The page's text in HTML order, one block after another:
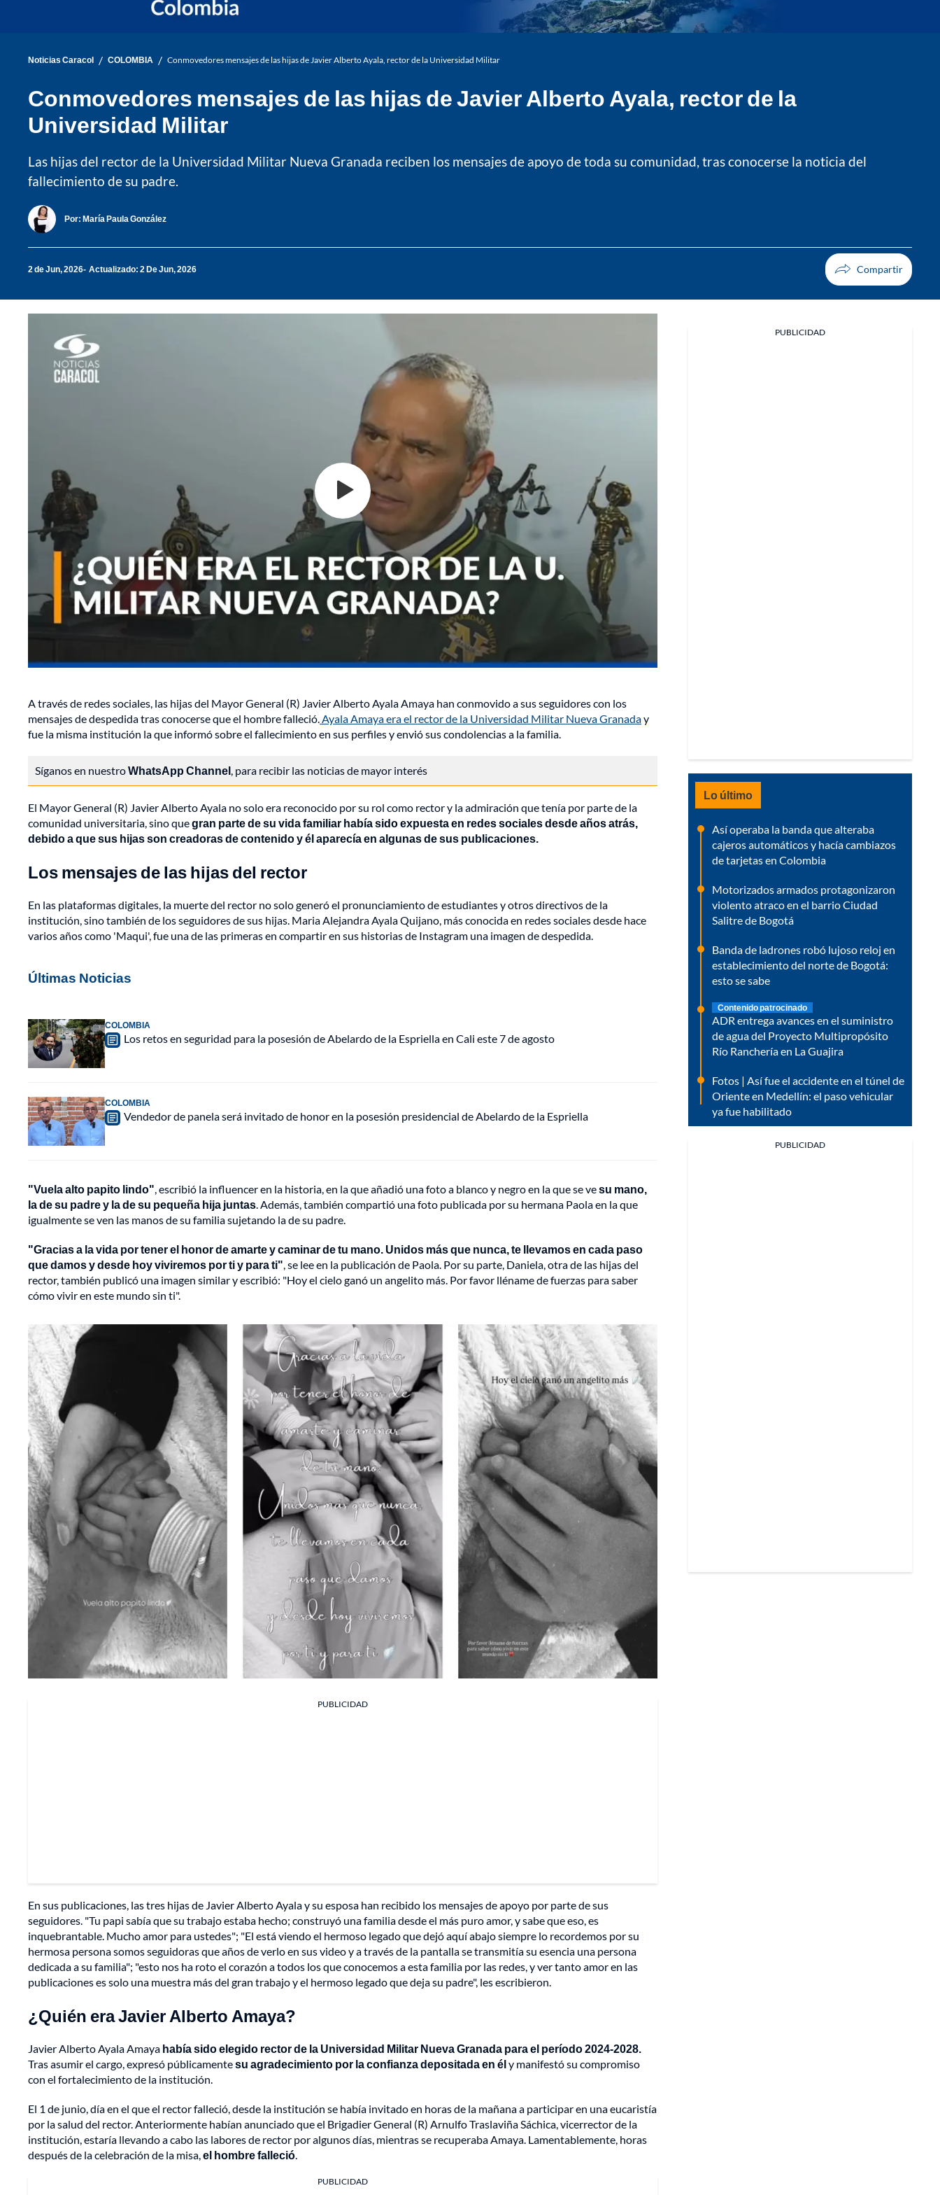
Noticias Caracol / COLOMBIA / Conmovedores mensajes de las hijas de Javier Alberto Ayala, rector de la Universidad Militar
Conmovedores mensajes de las hijas de Javier Alberto Ayala, rector de la
Universidad Militar
Las hijas del rector de la Universidad Militar Nueva Granada reciben los mensajes de apoyo de toda su comunidad, tras conocerse la noticia del
fallecimiento de su padre.
Por: María Paula González
2 de Jun, 2026 Actualizado: 2 De Jun, 2026
A través de redes sociales, las hijas del Mayor General (R) Javier Alberto Ayala Amaya han conmovido a sus seguidores con los
mensajes de despedida tras conocerse que el hombre falleció.Ayala Amaya era el rector de la Universidad Militar Nueva Granaday
fue la misma institución la que informó sobre el fallecimiento en sus perfiles y envió sus condolencias a la familia.
Síganos en nuestroWhatsApp Channel, para recibir las noticias de mayor interés
El Mayor General (R) Javier Alberto Ayala no solo era reconocido por su rol como rector y la admiración que tenía por parte de la
comunidad universitaria, sino quegran parte de su vida familiar había sido expuesta en redes sociales desde años atrás,
debido a que sus hijas son creadoras de contenido y él aparecía en algunas de sus publicaciones.
Los mensajes de las hijas del rector
En las plataformas digitales, la muerte del rector no solo generó el pronunciamiento de estudiantes y otros directivos de la
institución, sino también de los seguidores de sus hijas. Maria Alejandra Ayala Quijano, más conocida en redes sociales desde hace
varios años como 'Maqui', fue una de las primeras en compartir en sus historias de Instagram una imagen de despedida.
Últimas Noticias
COLOMBIA
Los retos en seguridad para la posesión de Abelardo de la Espriella en Cali este 7 de agosto
COLOMBIA
Vendedor de panela será invitado de honor en la posesión presidencial de Abelardo de la Espriella
"Vuela alto papito lindo", escribió la influencer en la historia, en la que añadió una foto a blanco y negro en la que se vesu mano,
la de su padre y la de su pequeña hija juntas. Además, también compartió una foto publicada por su hermana Paola en la que
igualmente se ven las manos de su familia sujetando la de su padre.
"Gracias a la vida por tener el honor de amarte y caminar de tu mano. Unidos más que nunca, te llevamos en cada paso
que damos y desde hoy viviremos por ti y para ti", se lee en la publicación de Paola. Por su parte, Daniela, otra de las hijas del
rector, también publicó una imagen similar y escribió: "Hoy el cielo ganó un angelito más. Por favor lléname de fuerzas para saber
cómo vivir en este mundo sin ti".
PUBLICIDAD
En sus publicaciones, las tres hijas de Javier Alberto Ayala y su esposa han recibido los mensajes de apoyo por parte de sus
seguidores. "Tu papi sabía que su trabajo estaba hecho; construyó una familia desde el más puro amor, y sabe que eso, es
inquebrantable. Mucho amor para ustedes"; "El está viendo el hermoso legado que dejó aquí abajo siempre lo recordemos por su
hermosa persona somos seguidoras que años de verlo en sus video y a través de la pantalla se transmitía su esencia una persona
dedicada a su familia"; "esto nos ha roto el corazón a todos los que conocemos a esta familia por las redes, y ver tanto amor en las
publicaciones es solo una muestra más del gran trabajo y el hermoso legado que deja su padre", les escribieron.
¿Quién era Javier Alberto Amaya?
Javier Alberto Ayala Amaya había sido elegido rector de la Universidad Militar Nueva Granada para el período 2024-2028.
Tras asumir el cargo, expresó públicamentesu agradecimiento por la confianza depositada en ély manifestó su compromiso
con el fortalecimiento de la institución.
El 1 de junio, día en el que el rector falleció, desde la institución se había invitado en horas de la mañana a participar en una eucaristía
por la salud del rector. Anteriormente habían anunciado que el Brigadier General (R) Arnulfo Traslaviña Sáchica, vicerrector de la
institución, estaría llevando a cabo las labores de rector por algunos días, mientras se recuperaba Amaya. Lamentablemente, horas
después de la celebración de la misa,el hombre falleció.
PUBLICIDAD
PUBLICIDAD
Lo último
Así operaba la banda que alteraba
cajeros automáticos y hacía cambiazos
de tarjetas en Colombia
Motorizados armados protagonizaron
violento atraco en el barrio Ciudad
Salitre de Bogotá
Banda de ladrones robó lujoso reloj en
establecimiento del norte de Bogotá:
esto se sabe
Contenido patrocinado
ADR entrega avances en el suministro
de agua del Proyecto Multipropósito
Río Ranchería en La Guajira
Fotos | Así fue el accidente en el túnel de
Oriente en Medellín: el paso vehicular
ya fue habilitado
PUBLICIDAD